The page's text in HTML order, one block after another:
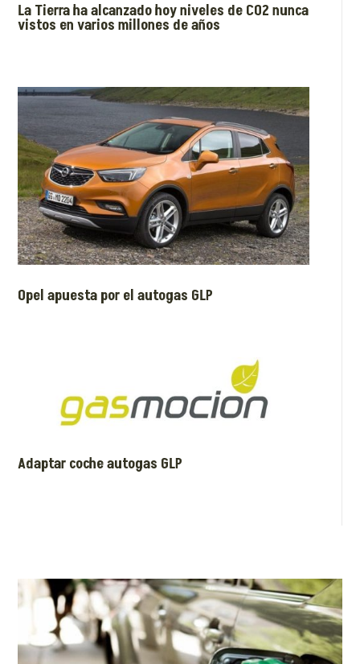
La Tierra ha alcanzado hoy niveles de CO2 nunca
vistos en varios millones de años
Opel apuesta por el autogas GLP
Adaptar coche autogas GLP